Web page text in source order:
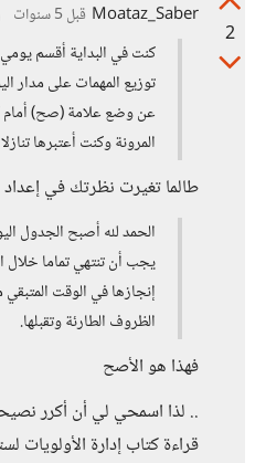
2
Moataz_Saber قبل 5 سنوات
كنت في البداية أقسم
توزيع المهمات على مدار
عن وضع علامة (صح) أمام
المرونة وكنت أعتبرها
طالما تغيرت نظرتك في
الحمد لله أصبح الجدول
يجب أن تنتهي تماما خلال
إنجازها في الوقت
الظروف الطارئة وتقبلها.
فهذا هو الأصح
.. لذا اسمحي لي أن أكرر
قراءة كتاب إدارة الأولويات